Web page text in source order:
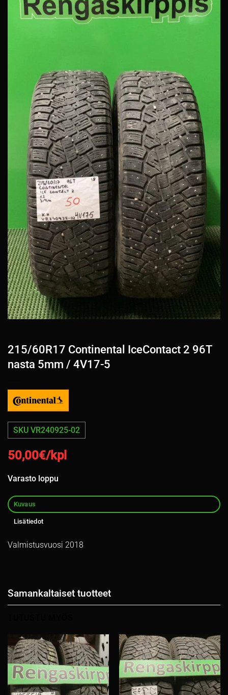
215/60R17 Continental IceContact 2 96T
nasta 5mm / 4V17-5
SKU VR240925-02
50,00€/kpl
Varasto loppu
Kuvaus
Lisätiedot
Valmistusvuosi 2018
Samankaltaiset tuotteet